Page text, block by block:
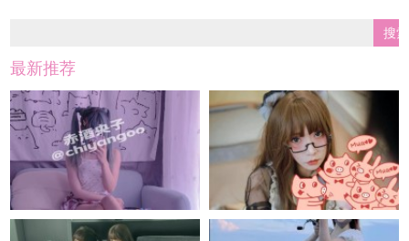
最新推荐